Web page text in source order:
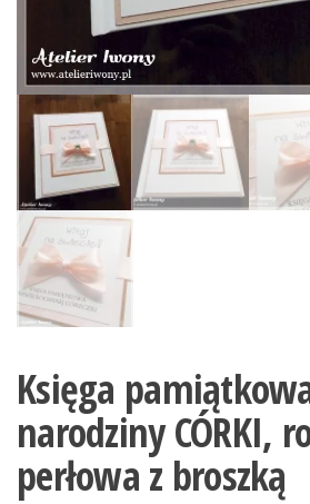
Księga
narodziny CÓRKI,
perłowa z broszką